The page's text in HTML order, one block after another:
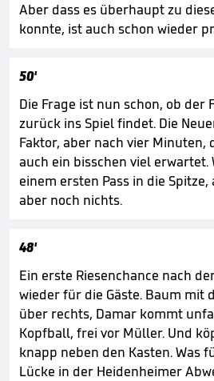
Aber dass es überhaupt zu
konnte, ist auch schon wieder
50'
Die Frage ist nun schon, ob der
zurück ins Spiel findet. Die
Faktor, aber nach vier Minuten,
auch ein bisschen viel
einem ersten Pass in die
aber noch nichts.
48'
Ein erste Riesenchance nach
wieder für die Gäste. Baum mit
über rechts, Damar kommt
Kopfball, frei vor Müller. Und
knapp neben den Kasten. Was
Lücke in der Heidenheimer